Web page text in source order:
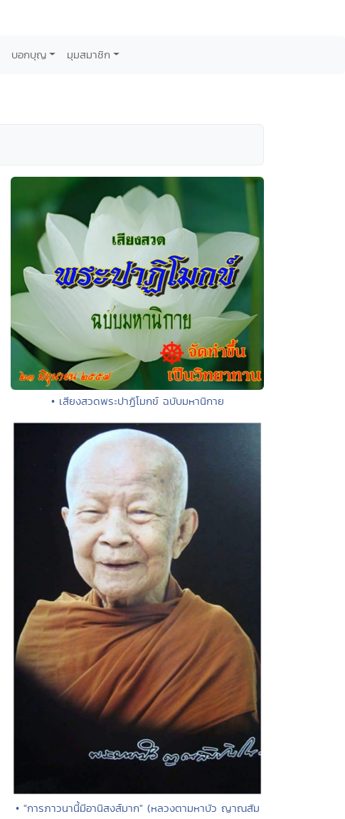
บอกบุญ มุมสมาชิก
• เสียงสวดพระปาฏิโมกข์ ฉบับมหานิกาย
• "การภาวนานี้มีอานิสงส์มาก" (หลวงตามหาบัว ญาณสัม